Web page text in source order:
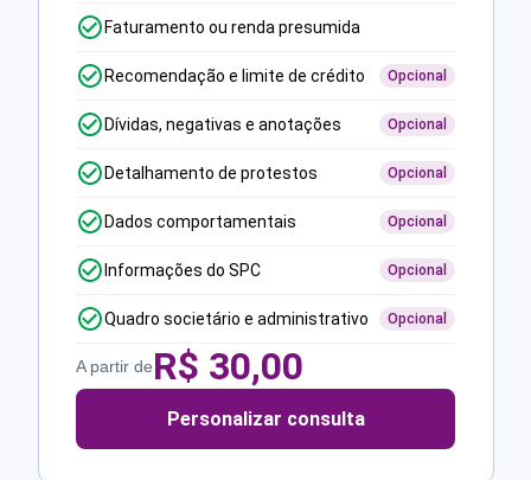
Faturamento ou renda presumida
Recomendação e limite de crédito Opcional
Dívidas, negativas e anotações Opcional
Detalhamento de protestos Opcional
Dados comportamentais Opcional
Informações do SPC Opcional
Quadro societário e administrativo Opcional
A partir deR$ 30,00
Personalizar consulta